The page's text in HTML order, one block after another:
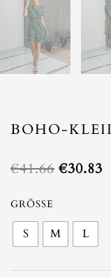
BOHO-
€41.66
€41.66
€30.83
GRÖSSE
S M L
Boho-
den
Strand